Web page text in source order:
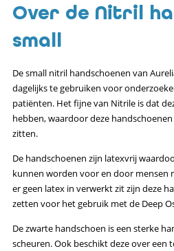
Over de Nitril
small
De small nitril handschoenen van
dagelijks te gebruiken voor
patiënten. Het fijne van Nitrile is dat
hebben, waardoor deze
zitten.
De handschoenen zijn latexvrij
kunnen worden voor en door mensen
er geen latex in verwerkt zit zijn deze
zetten voor het gebruik met de Deep
De zwarte handschoen is een sterke
scheuren. Ook beschikt deze over een